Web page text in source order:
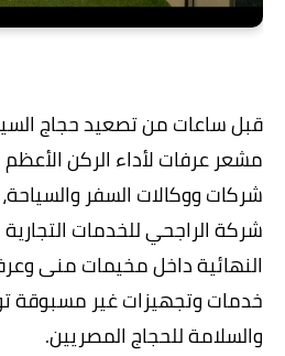
قبل ساعات من تصعيد حجاج
مشعر عرفات لأداء الركن
شركات ووكالات السفر
شركة الراجحي للخدمات
النهائية داخل مخيمات منى
خدمات وتجهيزات غير مسبوقة
والسلامة للحجاج المصريين.